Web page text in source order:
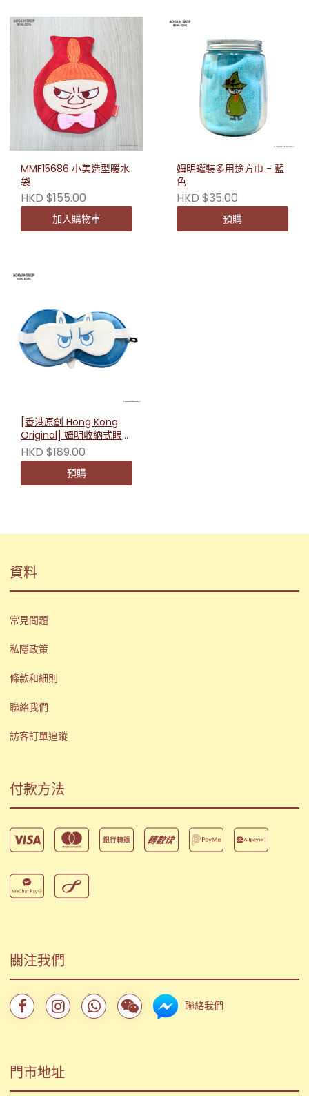
MMF15686 小美造型暖水
袋
HKD $155.00
加入購物車
姆明罐裝多用途方巾 - 藍
色
HKD $35.00
預購
[香港原創 Hong Kong
Original] 姆明收納式眼罩
護頸枕 230719
HKD $189.00
預購
資料
常見問題
私隱政策
條款和細則
聯絡我們
訪客訂單追蹤
付款方法
關注我們
聯絡我們
門市地址